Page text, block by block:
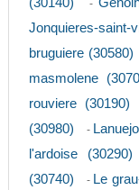
-
Jonquieres-saint-
bruguiere (30580)
masmolene
rouviere (30190)
(30980)
-
l'ardoise (30290)
(30740)
- Le